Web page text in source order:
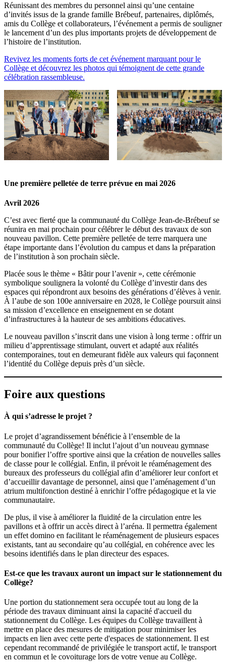
Réunissant des membres du personnel ainsi qu’une centaine
d’invités issus de la grande famille Brébeuf, partenaires, diplômés,
amis du Collège et collaborateurs, l’événement a permis de souligner
le lancement d’un des plus importants projets de développement de
l’histoire de l’institution.
Revivez les moments forts de cet événement marquant pour le
Collège et découvrez les photos qui témoignent de cette grande
célébration rassembleuse.
Une première pelletée de terre prévue en mai 2026
Avril 2026
C’est avec fierté que la communauté du Collège Jean-de-Brébeuf se
réunira en mai prochain pour célébrer le début des travaux de son
nouveau pavillon. Cette première pelletée de terre marquera une
étape importante dans l’évolution du campus et dans la préparation
de l’institution à son prochain siècle.
Placée sous le thème « Bâtir pour l’avenir », cette cérémonie
symbolique soulignera la volonté du Collège d’investir dans des
espaces qui répondront aux besoins des générations d’élèves à venir.
À l’aube de son 100e anniversaire en 2028, le Collège poursuit ainsi
sa mission d’excellence en enseignement en se dotant
d’infrastructures à la hauteur de ses ambitions éducatives.
Le nouveau pavillon s’inscrit dans une vision à long terme : offrir un
milieu d’apprentissage stimulant, ouvert et adapté aux réalités
contemporaines, tout en demeurant fidèle aux valeurs qui façonnent
l’identité du Collège depuis près d’un siècle.
Foire aux questions
À qui s’adresse le projet ?
Le projet d’agrandissement bénéficie à l’ensemble de la
communauté du Collège! Il inclut l’ajout d’un nouveau gymnase
pour bonifier l’offre sportive ainsi que la création de nouvelles salles
de classe pour le collégial. Enfin, il prévoit le réaménagement des
bureaux des professeurs du collégial afin d’améliorer leur confort et
d’accueillir davantage de personnel, ainsi que l’aménagement d’un
atrium multifonction destiné à enrichir l’offre pédagogique et la vie
communautaire.
De plus, il vise à améliorer la fluidité de la circulation entre les
pavillons et à offrir un accès direct à l’aréna. Il permettra également
un effet domino en facilitant le réaménagement de plusieurs espaces
existants, tant au secondaire qu’au collégial, en cohérence avec les
besoins identifiés dans le plan directeur des espaces.
Est-ce que les travaux auront un impact sur le stationnement du
Collège?
Une portion du stationnement sera occupée tout au long de la
période des travaux diminuant ainsi la capacité d'accueil du
stationnement du Collège. Les équipes du Collège travaillent à
mettre en place des mesures de mitigation pour minimiser les
impacts en lien avec cette perte d'espaces de stationnement. Il est
cependant recommandé de privilégiée le transport actif, le transport
en commun et le covoiturage lors de votre venue au Collège.